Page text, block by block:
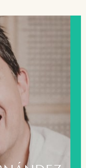
Universidad
impartido
Máster en
Máster en
Universidad
ATM y oclusión.
Postgrado en
García Coffin.
(EEUU)
activo de la